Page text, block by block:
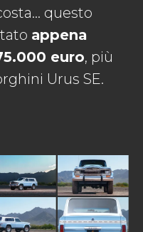
questo
appena
euro, più
Urus SE.